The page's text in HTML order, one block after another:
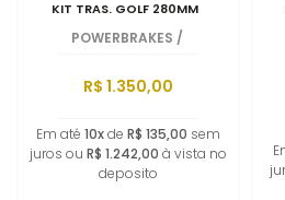
KIT TRAS. GOLF 280MM
POWERBRAKES /
R$ 1.350,00
Em até 10xde R$ 135,00 sem
juros ou R$ 1.242,00 à vista no
deposito